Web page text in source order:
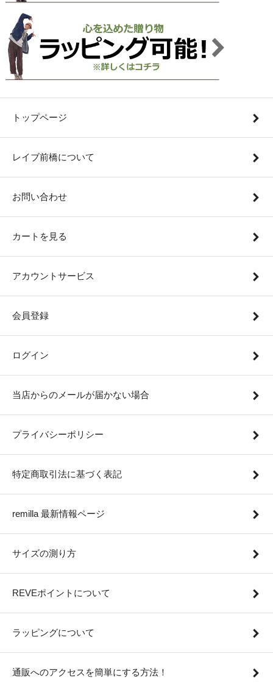
トップページ
レイブ前橋について
お問い合わせ
カートを見る
アカウントサービス
会員登録
ログイン
当店からのメールが届かない場合
プライバシーポリシー
特定商取引法に基づく表記
remilla 最新情報ページ
サイズの測り方
REVEポイントについて
ラッピングについて
通販へのアクセスを簡単にする方法！